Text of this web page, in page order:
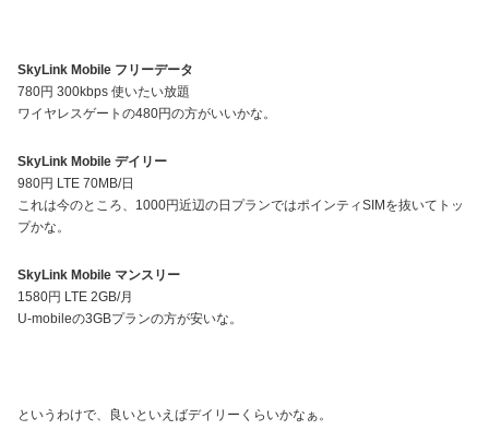
SkyLink Mobile フリーデータ
780円 300kbps 使いたい放題
ワイヤレスゲートの480円の方がいいかな。
SkyLink Mobile デイリー
980円 LTE 70MB/日
これは今のところ、1000円近辺の日プランではポインティSIMを抜いてトッ
プかな。
SkyLink Mobile マンスリー
1580円 LTE 2GB/月
U-mobileの3GBプランの方が安いな。
というわけで、良いといえばデイリーくらいかなぁ。